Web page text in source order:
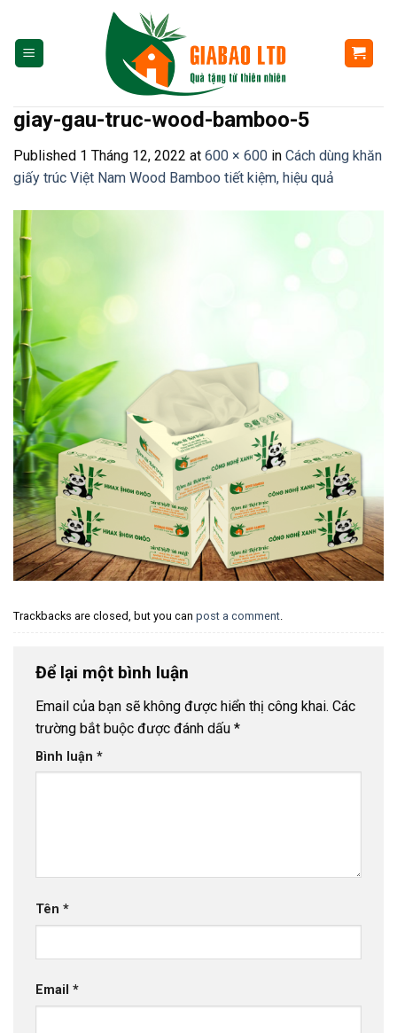
content
giay-gau-truc-wood-bamboo-5
Published 1 Tháng 12, 2022 at 600 × 600 in Cách dùng khăn
giấy trúc Việt Nam Wood Bamboo tiết kiệm, hiệu quả
Trackbacks are closed, but you can post a comment.
Để lại một bình luận
Email của bạn sẽ không được hiển thị công khai. Các
trường bắt buộc được đánh dấu *
Bình luận *
Tên *
Email *